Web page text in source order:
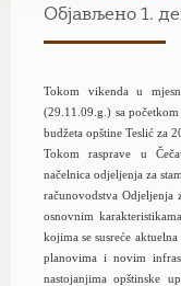
Објављено 1.
Tokom vikenda u
(29.11.09.g.) sa
budžeta opštine Teslić za
Tokom rasprave u
načelnica odjeljenja za
računovodstva Odjeljenja
osnovnim
kojima se susreće
planovima i novim
nastojanjima opštinske